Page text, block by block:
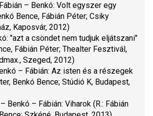
– Benkó: Volt egyszer egy
Bence, Fábián Péter; Csiky
Kaposvár, 2012)
"azt a csöndet nem tudjuk eljátszani"
Fábián Péter; Thealter Fesztivál,
Szeged, 2012)
– Fábián:
Benkó Bence; Stúdió K, Budapest,
Benkó – Fábián: Viharok (R.: Fábián